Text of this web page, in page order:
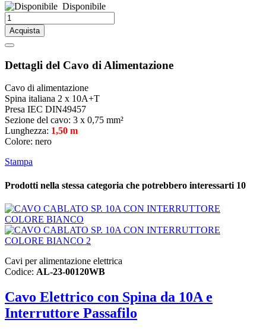
Disponibile
Acquista
Dettagli del Cavo di Alimentazione
Cavo di alimentazione
Spina italiana 2 x 10A+T
Presa IEC DIN49457
Sezione del cavo: 3 x 0,75 mm²
Lunghezza: 1,50 m
Colore: nero
Stampa
Prodotti nella stessa categoria che potrebbero interessarti 10
Cavi per alimentazione elettrica
Codice: AL-23-00120WB
Cavo Elettrico con Spina da 10A e
Interruttore Passafilo